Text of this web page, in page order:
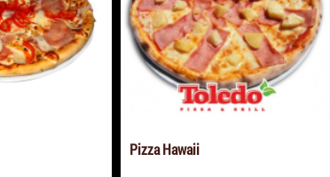
Pizza Hawaii